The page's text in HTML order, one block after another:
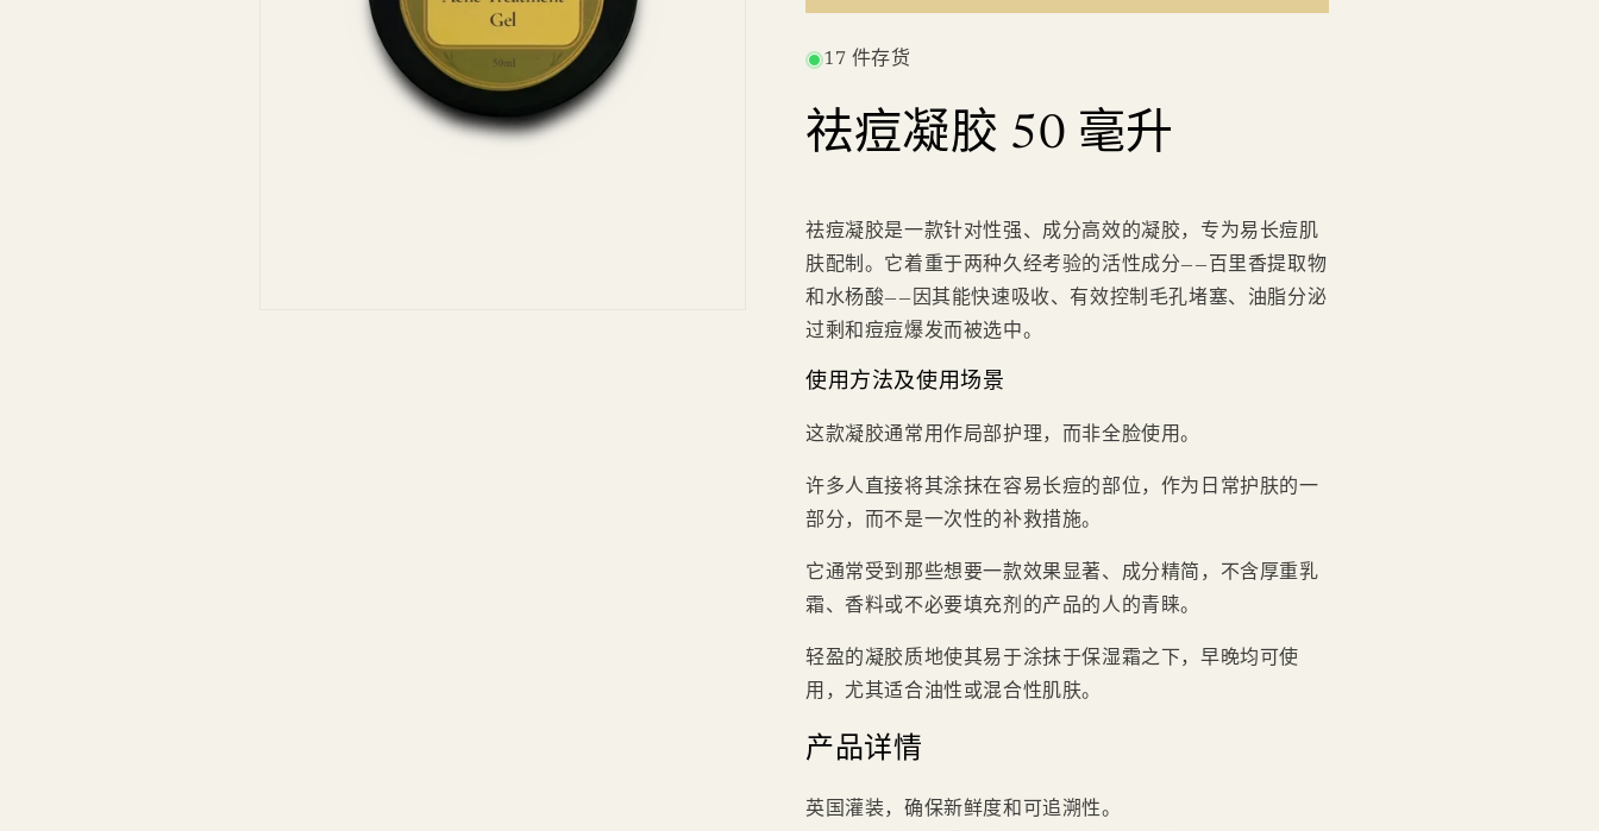
数
17 件存货
祛痘凝胶 50 毫升
祛痘凝胶是一款针对性强、成分高效的凝胶，专为易长痘肌
肤配制。它着重于两种久经考验的活性成分——百里香提取物
和水杨酸——因其能快速吸收、有效控制毛孔堵塞、油脂分泌
过剩和痘痘爆发而被选中。
使用方法及使用场景
这款凝胶通常用作局部护理，而非全脸使用。
许多人直接将其涂抹在容易长痘的部位，作为日常护肤的一
部分，而不是一次性的补救措施。
它通常受到那些想要一款效果显著、成分精简，不含厚重乳
霜、香料或不必要填充剂的产品的人的青睐。
轻盈的凝胶质地使其易于涂抹于保湿霜之下，早晚均可使
用，尤其适合油性或混合性肌肤。
产品详情
英国灌装，确保新鲜度和可追溯性。